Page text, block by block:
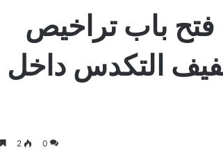
باب تراخيص
التكدس داخل
0
2